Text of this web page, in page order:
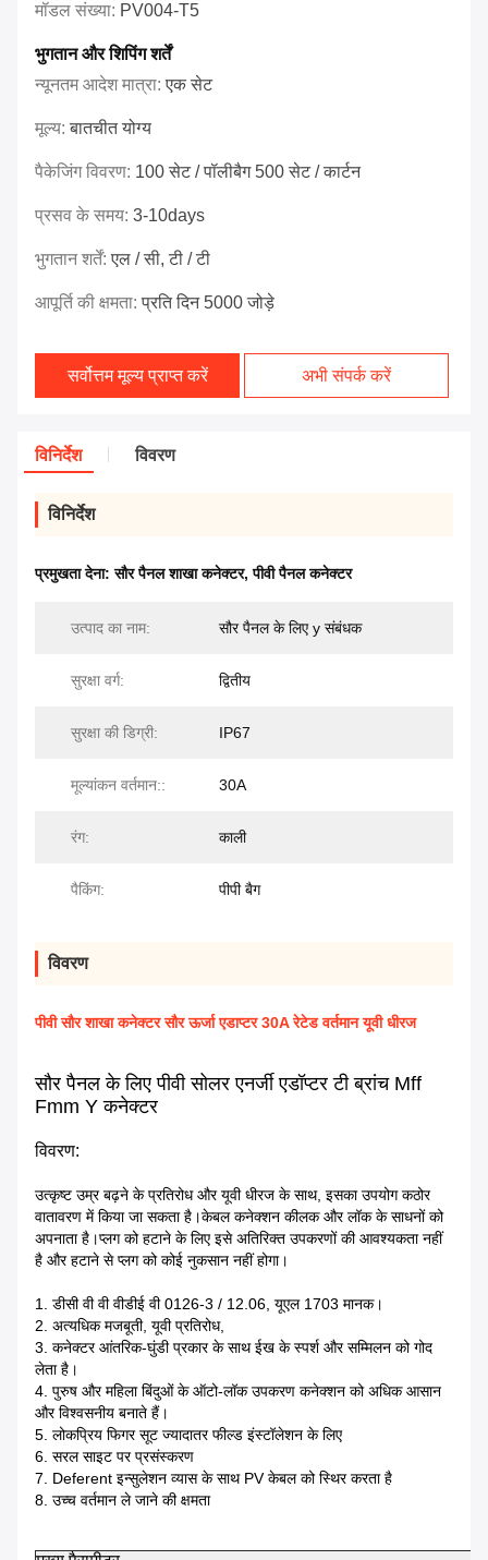
मॉडल संख्या: PV004-T5
भुगतान और शिपिंग शर्तें
न्यूनतम आदेश मात्रा:एक सेट
मूल्य:बातचीत योग्य
पैकेजिंग विवरण: 100 सेट / पॉलीबैग 500 सेट / कार्टन
प्रसव के समय: 3-10days
भुगतान शर्तें:एल / सी, टी / टी
आपूर्ति की क्षमता:प्रति दिन 5000 जोड़े
सर्वोत्तम मूल्य प्राप्त करें अभी संपर्क करें
विनिर्देश विवरण
विनिर्देश
प्रमुखता देना:सौर पैनल शाखा कनेक्टर,पीवी पैनल कनेक्टर
उत्पाद का नाम: सौर पैनल के लिए y संबंधक
सुरक्षा वर्ग: द्वितीय
सुरक्षा की डिग्री: IP67
मूल्यांकन वर्तमान:: 30A
रंग: काली
पैकिंग: पीपी बैग
विवरण
पीवी सौर शाखा कनेक्टर सौर ऊर्जा एडाप्टर 30A रेटेड वर्तमान यूवी धीरज
सौर पैनल के लिए पीवी सोलर एनर्जी एडॉप्टर टी ब्रांच Mff
Fmm Y कनेक्टर
विवरण:
उत्कृष्ट उम्र बढ़ने के प्रतिरोध और यूवी धीरज के साथ, इसका उपयोग कठोर
वातावरण में किया जा सकता है।केबल कनेक्शन कीलक और लॉक के साधनों को
अपनाता है।प्लग को हटाने के लिए इसे अतिरिक्त उपकरणों की आवश्यकता नहीं
है और हटाने से प्लग को कोई नुकसान नहीं होगा।
1. डीसी वी वी वीडीई वी 0126-3 / 12.06, यूएल 1703 मानक।
2. अत्यधिक मजबूती, यूवी प्रतिरोध,
3. कनेक्टर आंतरिक-घुंडी प्रकार के साथ ईख के स्पर्श और सम्मिलन को गोद
लेता है।
4. पुरुष और महिला बिंदुओं के ऑटो-लॉक उपकरण कनेक्शन को अधिक आसान
और विश्वसनीय बनाते हैं।
5. लोकप्रिय फिगर सूट ज्यादातर फील्ड इंस्टॉलेशन के लिए
6. सरल साइट पर प्रसंस्करण
7. Deferent इन्सुलेशन व्यास के साथ PV केबल को स्थिर करता है
8. उच्च वर्तमान ले जाने की क्षमता